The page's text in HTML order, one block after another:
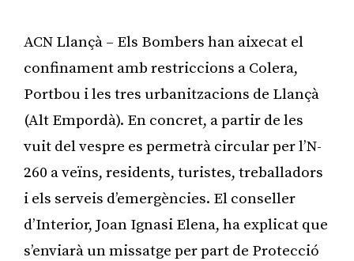
ACN Llançà – Els Bombers han aixecat el
confinament amb restriccions a Colera,
Portbou i les tres urbanitzacions de Llançà
(Alt Empordà). En concret, a partir de les
vuit del vespre es permetrà circular per l’N-
260 a veïns, residents, turistes, treballadors
i els serveis d’emergències. El conseller
d’Interior, Joan Ignasi Elena, ha explicat que
s’enviarà un missatge per part de Protecció